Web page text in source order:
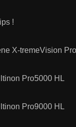
!
X-tremeVision
Pro5000 HL
Pro9000 HL